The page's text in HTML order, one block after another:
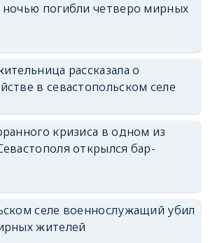
erid: 2SDnjdvhGXG
погибли четверо мирных
рассказала о
в севастопольском селе
кризиса в одном из
открылся бар-
селе военнослужащий убил
жителей